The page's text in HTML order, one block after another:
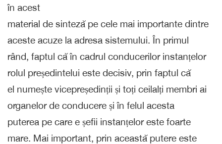
în acest
material de sinteză pe cele mai importante dintre
aceste acuze la adresa sistemului. În primul
rând, faptul că în cadrul conducerilor instanțelor
rolul președintelui este decisiv, prin faptul că
el numește vicepreședinții și toți ceilalți membri ai
organelor de conducere și în felul acesta
puterea pe care e șefii instanțelor este foarte
mare. Mai important, prin această putere este